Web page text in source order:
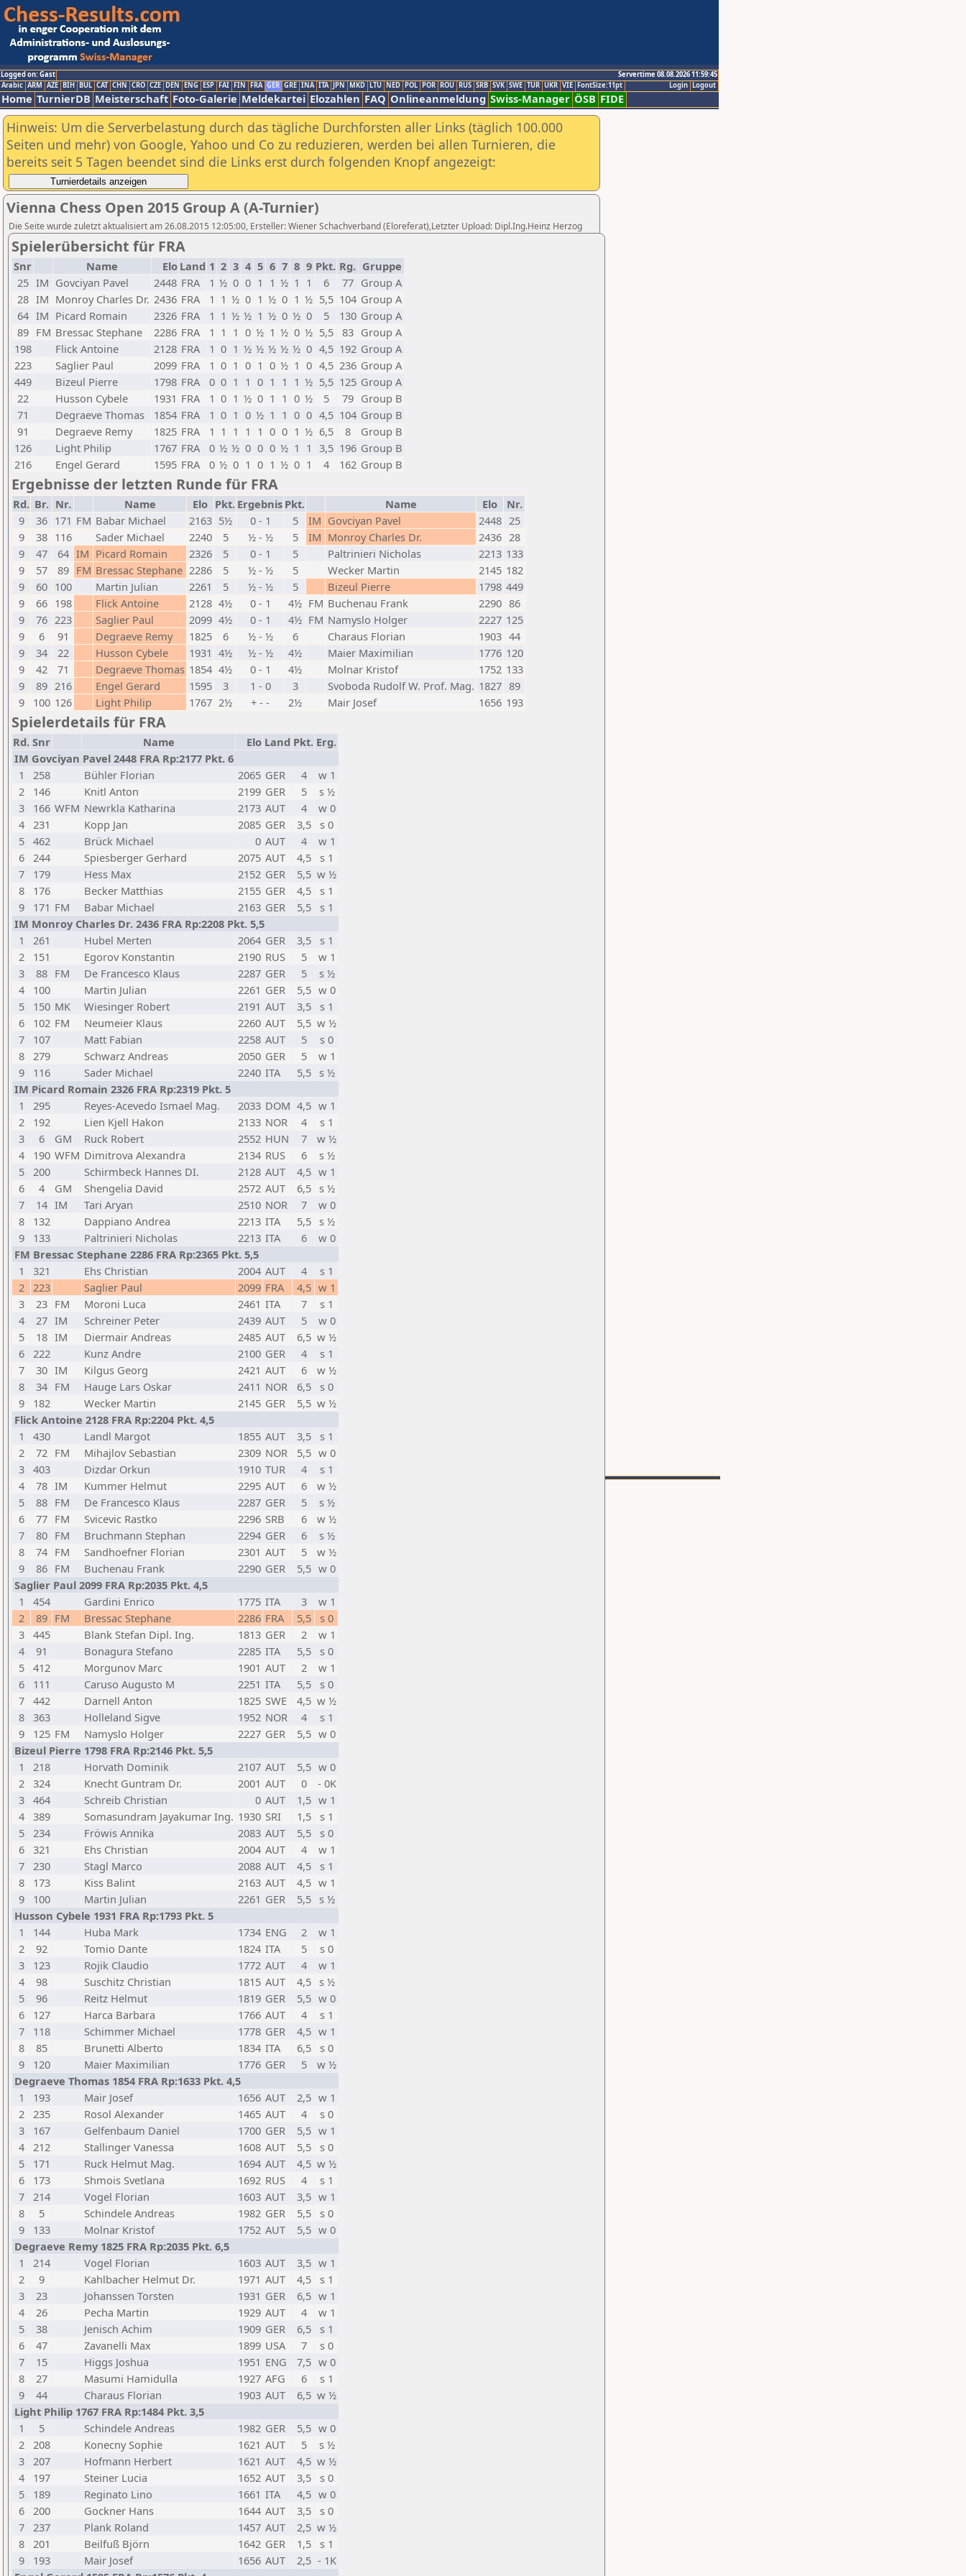
Logged on: Gast
Servertime 08.08.2026 11:59:45
Logout
Login
Arabic ARM AZE BIH BUL CAT CHN CRO CZE DEN ENG ESP FAI FIN FRA GER GRE INA ITA JPN MKD LTU NED POL POR ROU RUS SRB SVK SWE TUR UKR VIE FontSize:11pt
Home TurnierDB Meisterschaft Foto-Galerie Meldekartei Elozahlen FAQ Onlineanmeldung Swiss-Manager ÖSB FIDE
Hinweis: Um die Serverbelastung durch das tägliche Durchforsten aller Links (täglich 100.000
Seiten und mehr) von Google, Yahoo und Co zu reduzieren, werden bei allen Turnieren, die
bereits seit 5 Tagen beendet sind die Links erst durch folgenden Knopf angezeigt:
Vienna Chess Open 2015 Group A (A-Turnier)
Die Seite wurde zuletzt aktualisiert am 26.08.2015 12:05:00, Ersteller: Wiener Schachverband (Eloreferat),Letzter Upload: Dipl.Ing.Heinz Herzog
Spielerübersicht für FRA
Snr Name Elo Land 1 2 3 4 5 6 7 8 9 Pkt. Rg. Gruppe
25 IM Govciyan Pavel 2448 FRA 1 ½ 0 0 1 1 ½ 1 1 6 77 Group A
28 IM Monroy Charles Dr. 2436 FRA 1 1 ½ 0 1 ½ 0 1 ½ 5,5 104 Group A
64 IM Picard Romain 2326 FRA 1 1 ½ ½ 1 ½ 0 ½ 0 5 130 Group A
89 FM Bressac Stephane 2286 FRA 1 1 1 0 ½ 1 ½ 0 ½ 5,5 83 Group A
198
Flick Antoine 2128 FRA 1 0 1 ½ ½ ½ ½ ½ 0 4,5 192 Group A
223
Saglier Paul 2099 FRA 1 0 1 0 1 0 ½ 1 0 4,5 236 Group A
449
Bizeul Pierre 1798 FRA 0 0 1 1 0 1 1 1 ½ 5,5 125 Group A
22
Husson Cybele 1931 FRA 1 0 1 ½ 0 1 1 0 ½ 5 79 Group B
71
Degraeve Thomas 1854 FRA 1 0 1 0 ½ 1 1 0 0 4,5 104 Group B
91
Degraeve Remy 1825 FRA 1 1 1 1 1 0 0 1 ½ 6,5 8
Group B
126
Light Philip 1767 FRA 0 ½ ½ 0 0 0 ½ 1 1 3,5 196 Group B
216
Engel Gerard 1595 FRA 0 ½ 0 1 0 1 ½ 0 1 4 162 Group B
Ergebnisse der letzten Runde für FRA
Rd. Br. Nr. Name Elo Pkt. Ergebnis Pkt. Name Elo
Nr.
9
36 171 FM Babar Michael 2163 5½ 0 - 1 5 IM Govciyan Pavel 2448 25
9
38 116 Sader Michael 2240 5 ½ - ½ 5 IM Monroy Charles Dr. 2436 28
9
47 64 IM Picard Romain 2326 5 0 - 1 5 Paltrinieri Nicholas 2213 133
9
57 89 FM Bressac Stephane 2286 5 ½ - ½ 5 Wecker Martin 2145 182
9
60 100 Martin Julian 2261 5 ½ - ½ 5 Bizeul Pierre 1798 449
9
66 198 Flick Antoine 2128 4½ 0 - 1 4½ FM Buchenau Frank 2290 86
9
76 223 Saglier Paul 2099 4½ 0 - 1 4½ FM Namyslo Holger 2227 125
9
6 91 Degraeve Remy 1825 6 ½ - ½ 6 Charaus Florian 1903 44
9
34 22 Husson Cybele 1931 4½ ½ - ½ 4½ Maier Maximilian 1776 120
9
42 71 Degraeve Thomas 1854 4½ 0 - 1 4½ Molnar Kristof 1752 133
9
89 216 Engel Gerard 1595 3 1 - 0 3 Svoboda Rudolf W. Prof. Mag. 1827 89
9
100 126 Light Philip 1767 2½ + - - 2½ Mair Josef 1656 193
Spielerdetails für FRA
Rd. Snr Name Elo Land Pkt. Erg.
IM Govciyan Pavel 2448 FRA Rp:2177 Pkt. 6
1
258 Bühler Florian 2065 GER 4
w 1
2
146 Knitl Anton 2199 GER 5
s ½
3
166 WFM Newrkla Katharina 2173 AUT 4
w 0
4 231 Kopp Jan 2085 GER 3,5
s 0
5 462 Brück Michael 0 AUT 4
w 1
6 244 Spiesberger Gerhard 2075 AUT 4,5
s 1
7
179 Hess Max 2152 GER 5,5 w ½
8
176 Becker Matthias 2155 GER 4,5
s 1
9
171 FM Babar Michael 2163 GER 5,5
s 1
IM Monroy Charles Dr. 2436 FRA Rp:2208 Pkt. 5,5
1
261 Hubel Merten 2064 GER 3,5
s 1
2
151 Egorov Konstantin 2190 RUS 5
w 1
3
88 FM De Francesco Klaus 2287 GER 5
s ½
4
100 Martin Julian 2261 GER 5,5 w 0
5
150 MK Wiesinger Robert 2191 AUT 3,5
s 1
6
102 FM Neumeier Klaus 2260 AUT 5,5 w ½
7
107 Matt Fabian 2258 AUT 5
s 0
8 279 Schwarz Andreas 2050 GER 5
w 1
9
116 Sader Michael 2240 ITA 5,5
s ½
IM Picard Romain 2326 FRA Rp:2319 Pkt. 5
1
295 Reyes-Acevedo Ismael Mag. 2033 DOM 4,5 w 1
2
192 Lien Kjell Hakon 2133 NOR 4
s 1
3
6 GM Ruck Robert 2552 HUN 7
w ½
4
190 WFM Dimitrova Alexandra 2134 RUS 6
s ½
5 200 Schirmbeck Hannes DI. 2128 AUT 4,5 w 1
6
4 GM Shengelia David 2572 AUT 6,5 s ½
7
14 IM Tari Aryan 2510 NOR 7
w 0
8
132 Dappiano Andrea 2213 ITA 5,5 s ½
9
133 Paltrinieri Nicholas 2213 ITA 6
w 0
FM Bressac Stephane 2286 FRA Rp:2365 Pkt. 5,5
1
321 Ehs Christian 2004 AUT 4
s 1
2 223 Saglier Paul 2099 FRA 4,5 w 1
3
23 FM Moroni Luca 2461 ITA 7
s 1
4
27 IM Schreiner Peter 2439 AUT 5
w 0
5
18 IM Diermair Andreas 2485 AUT 6,5 w ½
6 222 Kunz Andre 2100 GER 4
s 1
7
30 IM Kilgus Georg 2421 AUT 6
w ½
8
34 FM Hauge Lars Oskar 2411 NOR 6,5
s 0
9
182 Wecker Martin 2145 GER 5,5 w ½
Flick Antoine 2128 FRA Rp:2204 Pkt. 4,5
1
430 Landl Margot 1855 AUT 3,5
s 1
2
72 FM Mihajlov Sebastian 2309 NOR 5,5 w 0
3 403 Dizdar Orkun 1910 TUR 4
s 1
4
78 IM Kummer Helmut 2295 AUT 6
w ½
5
88 FM De Francesco Klaus 2287 GER 5
s ½
6
77 FM Svicevic Rastko 2296 SRB 6
w ½
7
80 FM Bruchmann Stephan 2294 GER 6
s ½
8
74 FM Sandhoefner Florian 2301 AUT 5
w ½
9
86 FM Buchenau Frank 2290 GER 5,5 w 0
Saglier Paul 2099 FRA Rp:2035 Pkt. 4,5
1
454 Gardini Enrico 1775 ITA 3
w 1
2
89 FM Bressac Stephane 2286 FRA 5,5
s 0
3 445 Blank Stefan Dipl. Ing. 1813 GER 2
w 1
4
91 Bonagura Stefano 2285 ITA 5,5
s 0
5 412 Morgunov Marc 1901 AUT 2
w 1
6
111 Caruso Augusto M 2251 ITA 5,5
s 0
7 442 Darnell Anton 1825 SWE 4,5 w ½
8 363 Holleland Sigve 1952 NOR 4
s 1
9
125 FM Namyslo Holger 2227 GER 5,5 w 0
Bizeul Pierre 1798 FRA Rp:2146 Pkt. 5,5
1
218 Horvath Dominik 2107 AUT 5,5 w 0
2 324 Knecht Guntram Dr. 2001 AUT 0
- 0K
3 464 Schreib Christian 0 AUT 1,5 w 1
4 389 Somasundram Jayakumar Ing. 1930 SRI 1,5
s 1
5 234 Fröwis Annika 2083 AUT 5,5
s 0
6 321 Ehs Christian 2004 AUT 4
w 1
7 230 Stagl Marco 2088 AUT 4,5
s 1
8
173 Kiss Balint 2163 AUT 4,5 w 1
9
100 Martin Julian 2261 GER 5,5
s ½
Husson Cybele 1931 FRA Rp:1793 Pkt. 5
1
144 Huba Mark 1734 ENG 2
w 1
2
92 Tomio Dante 1824 ITA 5
s 0
3
123 Rojik Claudio 1772 AUT 4
w 1
4
98 Suschitz Christian 1815 AUT 4,5 s ½
5
96 Reitz Helmut 1819 GER 5,5 w 0
6
127 Harca Barbara 1766 AUT 4
s 1
7
118 Schimmer Michael 1778 GER 4,5 w 1
8
85 Brunetti Alberto 1834 ITA 6,5
s 0
9
120 Maier Maximilian 1776 GER 5
w ½
Degraeve Thomas 1854 FRA Rp:1633 Pkt. 4,5
1
193 Mair Josef 1656 AUT 2,5 w 1
2 235 Rosol Alexander 1465 AUT 4
s 0
3
167 Gelfenbaum Daniel 1700 GER 5,5 w 1
4 212 Stallinger Vanessa 1608 AUT 5,5
s 0
5
171 Ruck Helmut Mag. 1694 AUT 4,5 w ½
6
173 Shmois Svetlana 1692 RUS 4
s 1
7 214 Vogel Florian 1603 AUT 3,5 w 1
8
5 Schindele Andreas 1982 GER 5,5
s 0
9
133 Molnar Kristof 1752 AUT 5,5 w 0
Degraeve Remy 1825 FRA Rp:2035 Pkt. 6,5
1
214 Vogel Florian 1603 AUT 3,5 w 1
2
9 Kahlbacher Helmut Dr. 1971 AUT 4,5
s 1
3
23 Johanssen Torsten 1931 GER 6,5 w 1
4
26 Pecha Martin 1929 AUT 4
w 1
5
38 Jenisch Achim 1909 GER 6,5
s 1
6
47 Zavanelli Max 1899 USA 7
s 0
7
15 Higgs Joshua 1951 ENG 7,5 w 0
8
27 Masumi Hamidulla 1927 AFG 6
s 1
9
44 Charaus Florian 1903 AUT 6,5 w ½
Light Philip 1767 FRA Rp:1484 Pkt. 3,5
1
5 Schindele Andreas 1982 GER 5,5 w 0
2 208 Konecny Sophie 1621 AUT 5
s ½
3 207 Hofmann Herbert 1621 AUT 4,5 w ½
4
197 Steiner Lucia 1652 AUT 3,5
s 0
5
189 Reginato Lino 1661 ITA 4,5 w 0
6 200 Gockner Hans 1644 AUT 3,5
s 0
7 237 Plank Roland 1457 AUT 2,5 w ½
8 201 Beilfuß Björn 1642 GER 1,5
s 1
9
193 Mair Josef 1656 AUT 2,5 - 1K